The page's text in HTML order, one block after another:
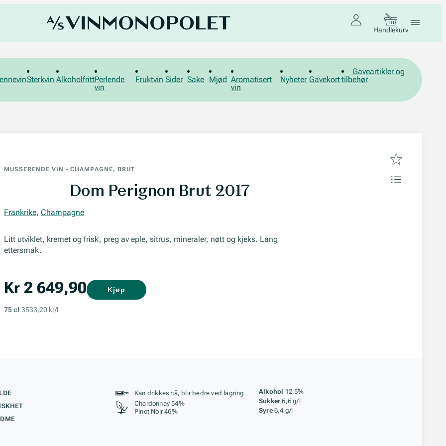
Handlekurv
Sterkvin AlkoholfrittPerlende
vin
Fruktvin Sider Sake Mjød Aromatisert
vin
Nyheter Gavekort
Gaveartikler og
tilbehør
MUSSERENDE VIN - CHAMPAGNE, BRUT
Dom Perignon Brut 2017
Frankrike, Champagne
Litt utviklet, kremet og frisk, preg av eple, sitrus, mineraler, nøtt og kjeks. Lang
ettersmak.
Kr 2 649,90
75 cl 3533,20 kr/l
Kjøp
Stil, lagring og råstoff
Kan drikkes nå, blir bedre ved lagring
Chardonnay 54%
Pinot Noir 46%
Alkohol 12,5%
Sukker 6,6 g/l
Syre 6,4 g/l